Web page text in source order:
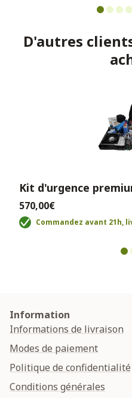
D'autres
Kit d'urgence
570,00€
Commandez avant 21h,
Information
Informations de livraison
Modes de paiement
Politique de confidentialité
Conditions générales